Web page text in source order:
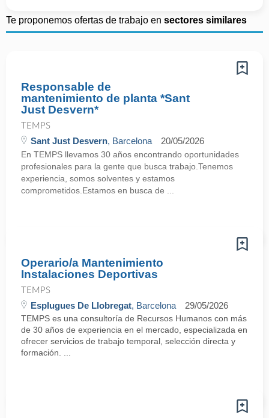
Te proponemos ofertas de trabajo en sectores similares
Responsable de
mantenimiento de planta *Sant
Just Desvern*
TEMPS
Sant Just Desvern, Barcelona 20/05/2026
En TEMPS llevamos 30 años encontrando oportunidades
profesionales para la gente que busca trabajo.Tenemos
experiencia, somos solventes y estamos
comprometidos.Estamos en busca de ...
Operario/a Mantenimiento
Instalaciones Deportivas
TEMPS
Esplugues De Llobregat, Barcelona 29/05/2026
TEMPS es una consultoría de Recursos Humanos con más
de 30 años de experiencia en el mercado, especializada en
ofrecer servicios de trabajo temporal, selección directa y
formación. ...